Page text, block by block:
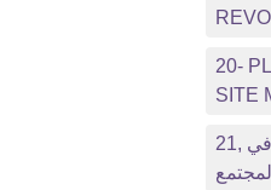
20-
SITE
21, مواد والثورة : من هذه المسألة ، في